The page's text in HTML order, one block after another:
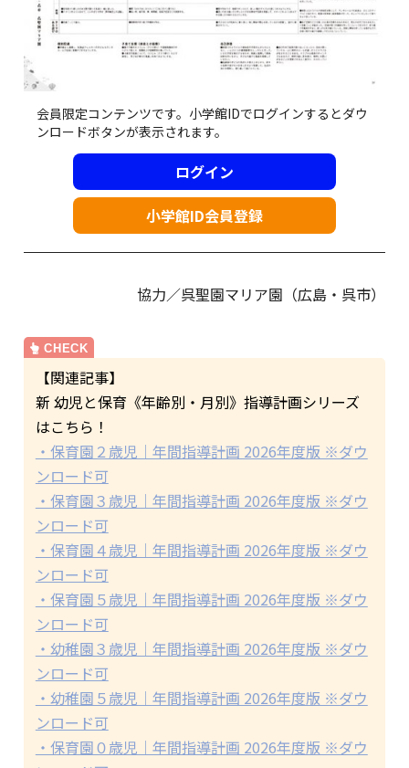
会員限定コンテンツです。小学館IDでログインするとダウ
ンロードボタンが表示されます。
ログイン
小学館ID会員登録
協力／呉聖園マリア園（広島・呉市）
【関連記事】
新 幼児と保育《年齢別・月別》指導計画シリーズ
はこちら！
・保育園２歳児｜年間指導計画 2026年度版 ※ダウ
ンロード可
・保育園３歳児｜年間指導計画 2026年度版 ※ダウ
ンロード可
・保育園４歳児｜年間指導計画 2026年度版 ※ダウ
ンロード可
・保育園５歳児｜年間指導計画 2026年度版 ※ダウ
ンロード可
・幼稚園３歳児｜年間指導計画 2026年度版 ※ダウ
ンロード可
・幼稚園５歳児｜年間指導計画 2026年度版 ※ダウ
ンロード可
・保育園０歳児｜年間指導計画 2026年度版 ※ダウ